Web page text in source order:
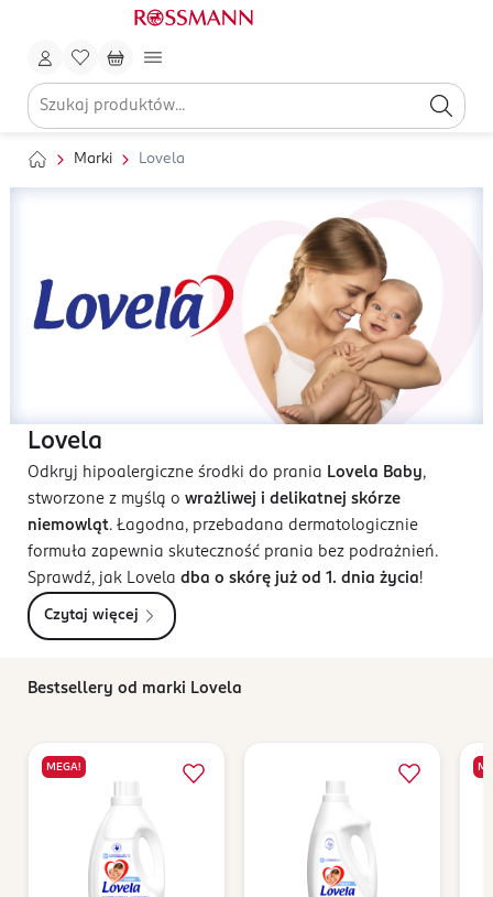
Marki Lovela
Lovela
Odkryj hipoalergiczne środki do prania Lovela Baby,
stworzone z myślą o wrażliwej i delikatnej skórze
niemowląt. Łagodna, przebadana dermatologicznie
formuła zapewnia skuteczność prania bez podrażnień.
Sprawdź, jak Lovela dba o skórę już od 1. dnia życia!
Czytaj więcej
Bestsellery od marki Lovela
MEGA!